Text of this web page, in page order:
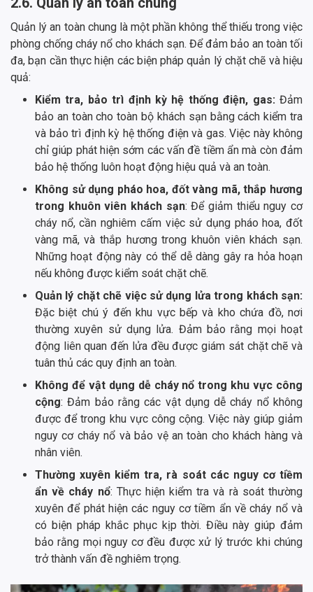
Quản lý an toàn chung là một phần không thể thiếu trong việc
phòng chống cháy nổ cho khách sạn. Để đảm bảo an toàn tối
đa, bạn cần thực hiện các biện pháp quản lý chặt chẽ và hiệu
quả:
Kiểm tra, bảo trì định kỳ hệ thống điện, gas:Đảm
bảo an toàn cho toàn bộ khách sạn bằng cách kiểm tra
và bảo trì định kỳ hệ thống điện và gas. Việc này không
chỉ giúp phát hiện sớm các vấn đề tiềm ẩn mà còn đảm
bảo hệ thống luôn hoạt động hiệu quả và an toàn.
Không sử dụng pháo hoa, đốt vàng mã, thắp hương
trong khuôn viên khách sạn: Để giảm thiểu nguy cơ
cháy nổ, cần nghiêm cấm việc sử dụng pháo hoa, đốt
vàng mã, và thắp hương trong khuôn viên khách sạn.
Những hoạt động này có thể dễ dàng gây ra hỏa hoạn
nếu không được kiểm soát chặt chẽ.
Quản lý chặt chẽ việc sử dụng lửa trong khách sạn:
Đặc biệt chú ý đến khu vực bếp và kho chứa đồ, nơi
thường xuyên sử dụng lửa. Đảm bảo rằng mọi hoạt
động liên quan đến lửa đều được giám sát chặt chẽ và
tuân thủ các quy định an toàn.
Không để vật dụng dễ cháy nổ trong khu vực công
cộng: Đảm bảo rằng các vật dụng dễ cháy nổ không
được để trong khu vực công cộng. Việc này giúp giảm
nguy cơ cháy nổ và bảo vệ an toàn cho khách hàng và
nhân viên.
Thường xuyên kiểm tra, rà soát các nguy cơ tiềm
ẩn về cháy nổ: Thực hiện kiểm tra và rà soát thường
xuyên để phát hiện các nguy cơ tiềm ẩn về cháy nổ và
có biện pháp khắc phục kịp thời. Điều này giúp đảm
bảo rằng mọi nguy cơ đều được xử lý trước khi chúng
trở thành vấn đề nghiêm trọng.